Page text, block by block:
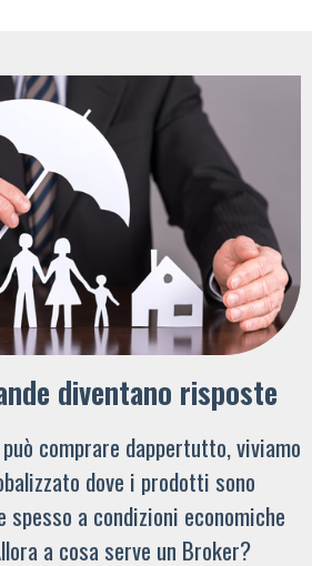
diventano risposte
comprare dappertutto, viviamo
dove i prodotti sono
spesso a condizioni economiche
a cosa serve un Broker?